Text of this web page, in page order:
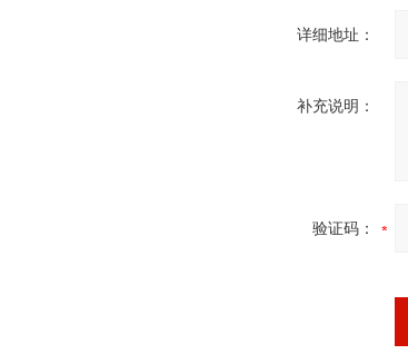
详细地址：
补充说明：
验证码：